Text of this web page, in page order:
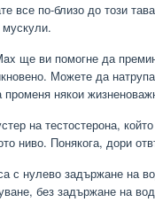
все по-близо до този
мускули.
ще ви помогне да
Можете да
някои
на тестостерона,
ниво. Понякога, дори
с нулево задържане на
без задържане на